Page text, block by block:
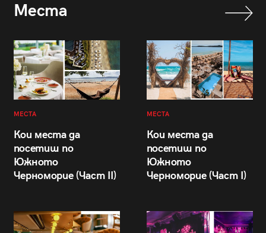
Места
МЕСТА
Кои места да
посетиш по
Южното
Черноморие (Част II)
МЕСТА
Кои места да
посетиш по
Южното
Черноморие (Част I)